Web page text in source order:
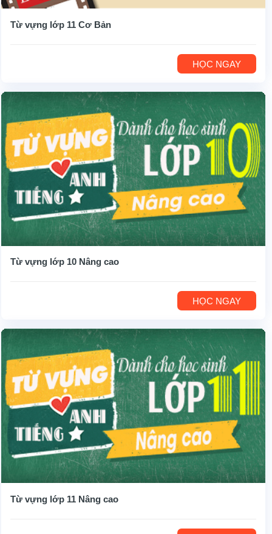
Từ vựng lớp 11 Cơ Bản
HỌC NGAY
Từ vựng lớp 10 Nâng cao
HỌC NGAY
Từ vựng lớp 11 Nâng cao